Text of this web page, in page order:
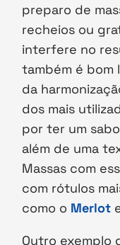
preparo de
recheios ou
interfere no
também é bom
da
dos mais
por ter um
além de uma
Massas com
com rótulos
como o Merlot
Outro exemplo